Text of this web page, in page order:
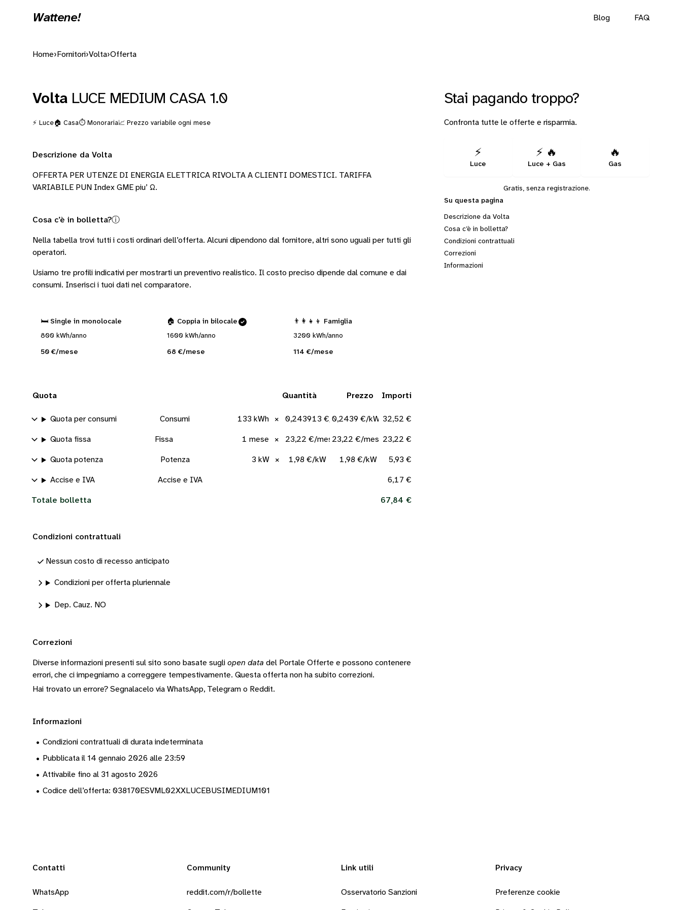
Wattene! Blog FAQ
Home› Fornitori›Volta›Offerta
Volta LUCE MEDIUM CASA 1.0
⚡ Luce🏠 Casa⏱️ Monoraria📈 Prezzo variabile ogni mese
Descrizione da Volta
OFFERTA PER UTENZE DI ENERGIA ELETTRICA RIVOLTA A CLIENTI DOMESTICI. TARIFFA
VARIABILE PUN Index GME piu’ Ω.
Cosa c’è in bolletta?ⓘ
Nella tabella trovi tutti i costi ordinari dell’offerta. Alcuni dipendono dal fornitore, altri sono uguali per tutti gli
operatori.
Usiamo tre profili indicativi per mostrarti un preventivo realistico. Il costo preciso dipende dal comune e dai
consumi. Inserisci i tuoi dati nel comparatore.
🛏️ Single in monolocale
800 kWh/anno
50 €/mese
🏠 Coppia in bilocale
1600 kWh/anno
68 €/mese
👨‍👩‍👧‍👦 Famiglia
3200 kWh/anno
114 €/mese
Quota Quantità Prezzo Importi
Quota per consumi Consumi 133 kWh × 0,243913 €/kWh0,2439 €/kWh32,52 €
Quota fissa Fissa 1 mese × 23,22 €/mese23,22 €/mese23,22 €
Quota potenza Potenza 3 kW × 1,98 €/kW 1,98 €/kW 5,93 €
Accise e IVA Accise e IVA 6,17 €
Totale bolletta 67,84 €
Condizioni contrattuali
Nessun costo di recesso anticipato
Condizioni per offerta pluriennale
Dep. Cauz. NO
Correzioni
Diverse informazioni presenti sul sito sono basate sugli open data del Portale Offerte e possono contenere
errori, che ci impegniamo a correggere tempestivamente. Questa offerta non ha subito correzioni.
Hai trovato un errore? Segnalacelo via WhatsApp, Telegram o Reddit.
Informazioni
• Condizioni contrattuali di durata indeterminata
• Pubblicata il 14 gennaio 2026 alle 23:59
• Attivabile fino al 31 agosto 2026
• Codice dell’offerta: 038170ESVML02XXLUCEBUSIMEDIUM101
Stai pagando troppo?
Confronta tutte le offerte e risparmia.
⚡
Luce
⚡ 🔥
Luce + Gas
🔥
Gas
Gratis, senza registrazione.
Su questa pagina
Descrizione da Volta
Cosa c’è in bolletta?
Condizioni contrattuali
Correzioni
Informazioni
Contatti
WhatsApp
Community
reddit.com/r/bollette
Link utili
Osservatorio Sanzioni
Privacy
Preferenze cookie